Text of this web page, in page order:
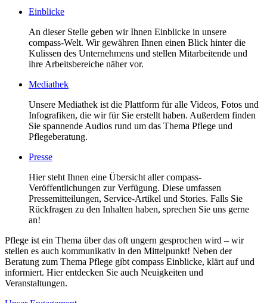
Einblicke
An dieser Stelle geben wir Ihnen Einblicke in unsere
compass-Welt. Wir gewähren Ihnen einen Blick hinter die
Kulissen des Unternehmens und stellen Mitarbeitende und
ihre Arbeitsbereiche näher vor.
Mediathek
Unsere Mediathek ist die Plattform für alle Videos, Fotos und
Infografiken, die wir für Sie erstellt haben. Außerdem finden
Sie spannende Audios rund um das Thema Pflege und
Pflegeberatung.
Presse
Hier steht Ihnen eine Übersicht aller compass-
Veröffentlichungen zur Verfügung. Diese umfassen
Pressemitteilungen, Service-Artikel und Stories. Falls Sie
Rückfragen zu den Inhalten haben, sprechen Sie uns gerne
an!
Pflege ist ein Thema über das oft ungern gesprochen wird – wir
stellen es auch kommunikativ in den Mittelpunkt! Neben der
Beratung zum Thema Pflege gibt compass Einblicke, klärt auf und
informiert. Hier entdecken Sie auch Neuigkeiten und
Veranstaltungen.